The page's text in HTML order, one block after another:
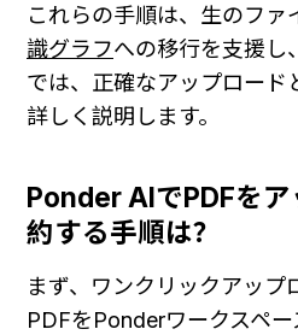
これらの手順は、生のファ
識グラフへの移行を支援し
では、正確なアップロード
詳しく説明します。
Ponder AIでPDFを
約する手順は？
まず、ワンクリックアップ
PDFをPonderワークスペ